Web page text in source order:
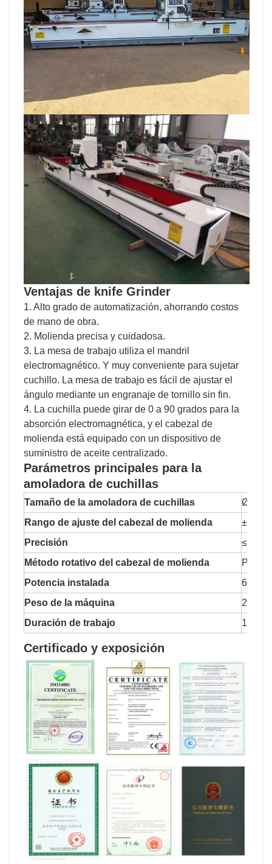
Ventajas de knife Grinder
1. Alto grado de automatización, ahorrando costos
de mano de obra.
2. Molienda precisa y cuidadosa.
3. La mesa de trabajo utiliza el mandril
electromagnético. Y muy conveniente para sujetar
cuchillo. La mesa de trabajo es fácil de ajustar el
ángulo mediante un engranaje de tornillo sin fin.
4. La cuchilla puede girar de 0 a 90 grados para la
absorción electromagnética, y el cabezal de
molienda está equipado con un dispositivo de
suministro de aceite centralizado.
Parámetros principales para la
amoladora de cuchillas
Tamaño de la amoladora de cuchillas
Rango de ajuste del cabezal de molienda
±20°
Precisión
≤0,5
Método rotativo del cabezal de molienda
Por
Potencia instalada
6kw
Peso de la máquina
Duración de trabajo
1500
Certificado y exposición